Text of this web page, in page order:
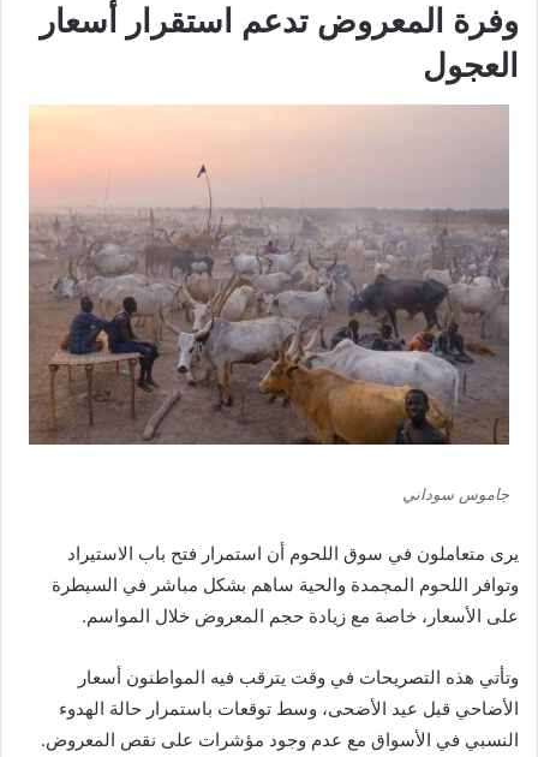
وفرة المعروض تدعم استقرار أسعار
العجول
جاموس سوداني
يرى متعاملون في سوق اللحوم أن استمرار فتح باب الاستيراد
وتوافر اللحوم المجمدة والحية ساهم بشكل مباشر في السيطرة
على الأسعار، خاصة مع زيادة حجم المعروض خلال المواسم.
وتأتي هذه التصريحات في وقت يترقب فيه المواطنون أسعار
الأضاحي قبل عيد الأضحى، وسط توقعات باستمرار حالة الهدوء
النسبي في الأسواق مع عدم وجود مؤشرات على نقص المعروض.